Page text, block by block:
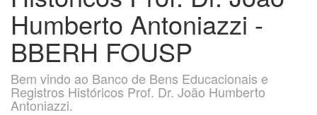
Humberto Antoniazzi -
BBERH FOUSP
Bem vindo ao Banco de Bens Educacionais e
Registros Históricos Prof. Dr. João Humberto
Antoniazzi.